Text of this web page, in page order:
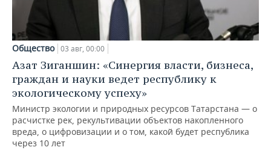
Общество 03 авг, 00:00
Азат Зиганшин: «Синергия власти, бизнеса,
граждан и науки ведет республику к
экологическому успеху»
Министр экологии и природных ресурсов Татарстана — о
расчистке рек, рекультивации объектов накопленного
вреда, о цифровизации и о том, какой будет республика
через 10 лет